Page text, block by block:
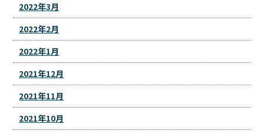
2022年3月
2022年2月
2022年1月
2021年12月
2021年11月
2021年10月